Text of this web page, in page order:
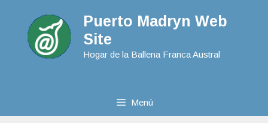
Puerto Madryn Web
Site
Hogar de la Ballena Franca Austral
Menú